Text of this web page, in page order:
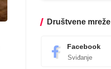
Društvene mreže
Facebook
Sviđanje